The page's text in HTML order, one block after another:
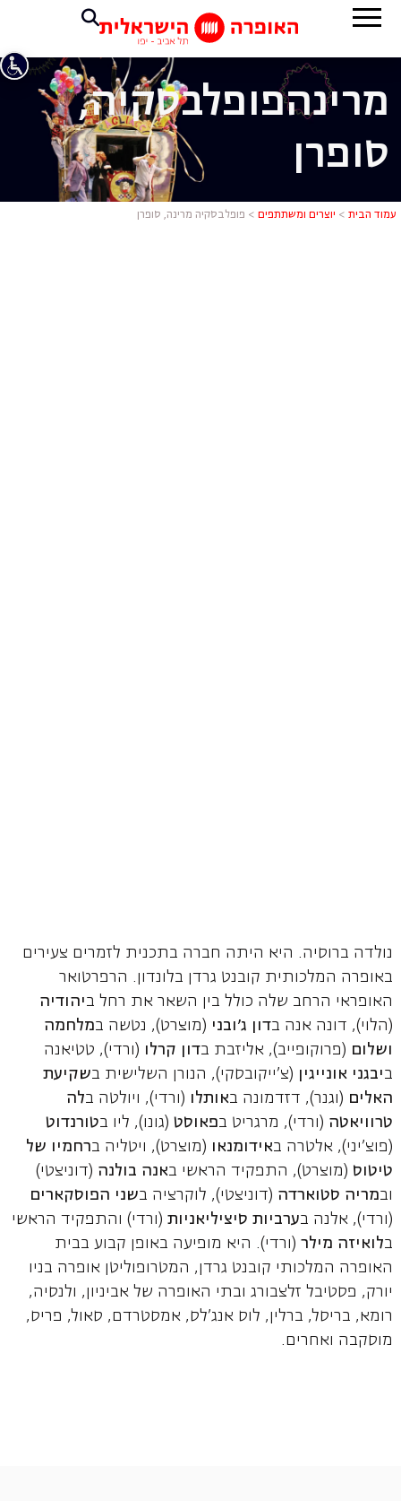
פופלבסקיה
מרינהפופלבסקיה,
סופרן
עמוד הבית > יוצרים ומשתתפים > פופלבסקיה מרינה, סופרן
נולדה ברוסיה. היא היתה חברה בתכנית לזמרים צעירים
באופרה המלכותית קובנט גרדן בלונדון. הרפרטואר
האופראי הרחב שלה כולל בין השאר את רחל ביהודיה
(הלוי), דונה אנה בדון ג'ובני (מוצרט), נטשה במלחמה
ושלום (פרוקופייב), אליזבת בדון קרלו (ורדי), טטיאנה
ביבגני אונייגין (צ'ייקובסקי), הנורן השלישית בשקיעת
האלים (וגנר), דזדמונה באותלו (ורדי), ויולטה בלה
טרוויאטה (ורדי), מרגריט בפאוסט(גונו), ליו בטורנדוט
(פוצ'יני), אלטרה באידומנאו (מוצרט), ויטליה ברחמיו של
טיטוס (מוצרט), התפקיד הראשי באנה בולנה (דוניצטי)
ובמריה סטוארדה (דוניצטי), לוקרציה בשני הפוסקארים
(ורדי), אלנה בערביות סיציליאניות(ורדי) והתפקיד הראשי
בלואיזה מילר(ורדי). היא מופיעה באופן קבוע בבית
האופרה המלכותי קובנט גרדן, המטרופוליטן אופרה בניו
יורק, פסטיבל זלצבורג ובתי האופרה של אביניון, ולנסיה,
רומא, בריסל, ברלין, לוס אנג'לס, אמסטרדם, סאול, פריס,
מוסקבה ואחרים.